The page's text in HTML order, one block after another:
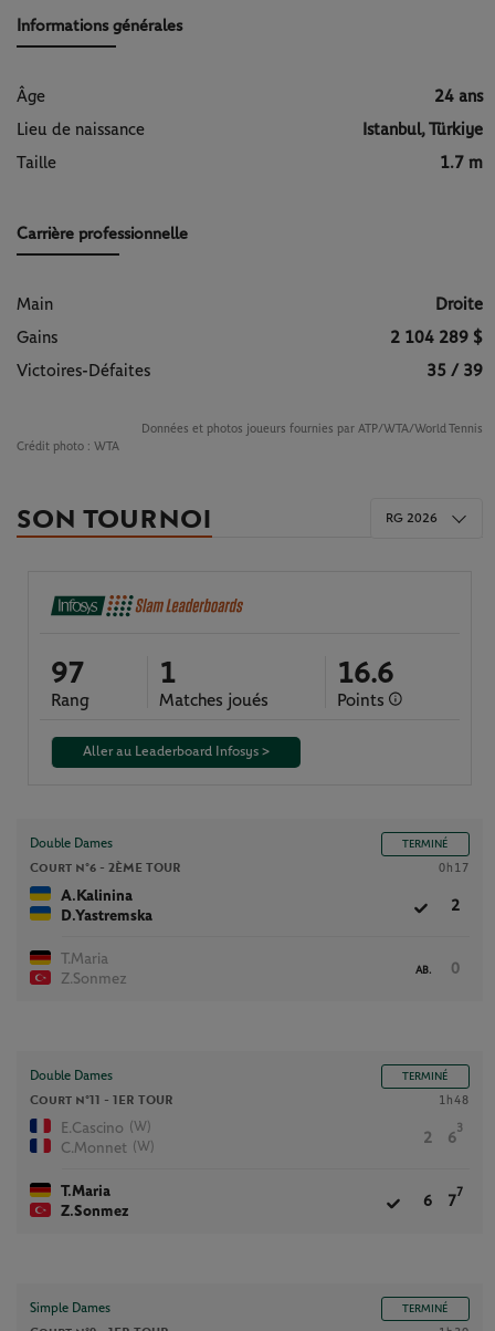
Informations générales
Âge
24 ans
Lieu de naissance
Istanbul, Türkiye
Taille
1.7 m
Carrière professionnelle
Main
Droite
Gains
2 104 289 $
Victoires-Défaites
35 / 39
Données et photos joueurs fournies par ATP/WTA/World Tennis
Crédit photo : WTA
SON TOURNOI
97
Rang
1
Matches joués
16.6
Points
Aller au Leaderboard Infosys >
RG 2026
Double Dames TERMINÉ
Court n°6 - 2ÈME TOUR 0h17
A.Kalinina
D.Yastremska
2
T.Maria
Z.Sonmez
AB. 0
Double Dames TERMINÉ
Court n°11 - 1ER TOUR 1h48
E.Cascino (W)
C.Monnet (W)
2 6
3
T.Maria
Z.Sonmez
6 7
7
Simple Dames TERMINÉ